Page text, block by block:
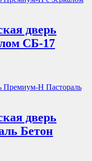
дверь
СБ-17
дверь
Бетон